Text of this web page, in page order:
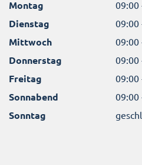
Montag 09:00
Dienstag 09:00
Mittwoch 09:00
Donnerstag 09:00
Freitag 09:00
Sonnabend 09:00
Sonntag